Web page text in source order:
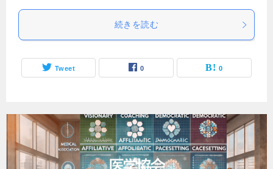
続きを読む
Tweet 0 0